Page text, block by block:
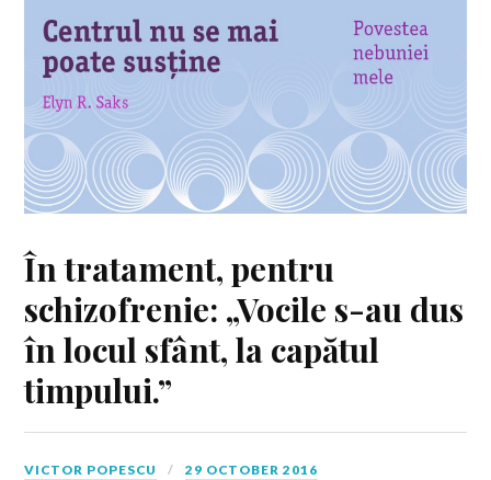
În tratament, pentru
schizofrenie: „Vocile s-au dus
în locul sfânt, la capătul
timpului.”
VICTOR POPESCU 29 OCTOBER 2016